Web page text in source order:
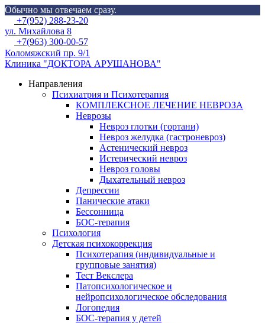
Обычно мы отвечаем сразу.
Skip
to
content
Menu+7(952) 288-23-20
ул. Михайлова 8
+7(963) 300-00-57
Коломяжский пр. 9/1
Клиника "ДОКТОРА АРУШАНОВА"
Направления
Психиатрия и Психотерапия
КОМПЛЕКСНОЕ ЛЕЧЕНИЕ НЕВРОЗА
Неврозы
Невроз глотки (гортани)
Невроз желудка (гастроневроз)
Астенический невроз
Истерический невроз
Невроз головы
Дыхательный невроз
Депрессии
Панические атаки
Бессонница
БОС-терапия
Психология
Детская психокоррекция
Психотерапия (индивидуальные и
групповые занятия)
Тест Векслера
Патопсихологическое и
нейропсихологическое обследования
Логопедия
БОС-терапия у детей